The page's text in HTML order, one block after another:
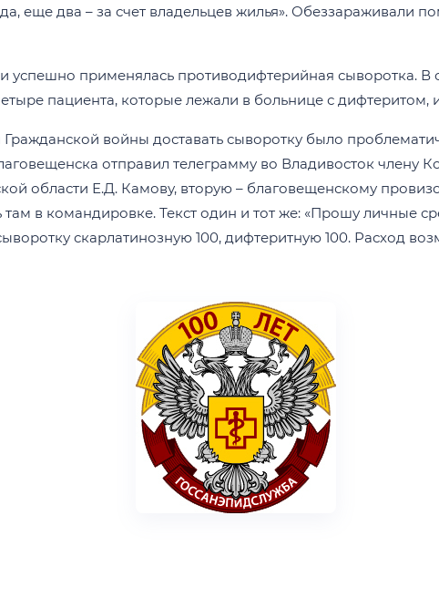
еще два – за счет владельцев жилья». Обеззараживали
и успешно применялась противодифтерийная сыворотка. В
четыре пациента, которые лежали в больнице с дифтеритом,
войны доставать сыворотку было
отправил телеграмму во Владивосток члену
области Е.Д. Камову, вторую – благовещенскому
в командировке. Текст один и тот же: «Прошу личные
скарлатинозную 100, дифтеритную 100. Расход